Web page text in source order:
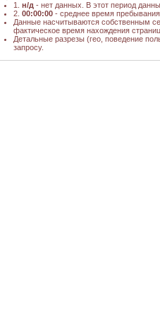
где купить
краситель для
метанола
yandex.ru 1
химический
yandex.ru
1
1. н/д - нет данных. В этот период
2. 00:00:00 - среднее время
Данные насчитываются собственным
фактическое время нахождения
Детальные разрезы (гео, поведение
запросу.